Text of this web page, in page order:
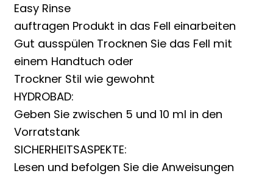
Easy Rinse
auftragen Produkt in das Fell einarbeiten
Gut ausspülen Trocknen Sie das Fell mit
einem Handtuch oder
Trockner Stil wie gewohnt
HYDROBAD:
Geben Sie zwischen 5 und 10 ml in den
Vorratstank
SICHERHEITSASPEKTE:
Lesen und befolgen Sie die Anweisungen